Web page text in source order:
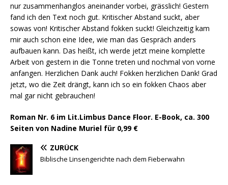
nur zusammenhanglos aneinander vorbei, grässlich! Gestern
fand ich den Text noch gut. Kritischer Abstand suckt, aber
sowas von! Kritischer Abstand fokken suckt! Gleichzeitig kam
mir auch schon eine Idee, wie man das Gespräch anders
aufbauen kann. Das heißt, ich werde jetzt meine komplette
Arbeit von gestern in die Tonne treten und nochmal von vorne
anfangen. Herzlichen Dank auch! Fokken herzlichen Dank! Grad
jetzt, wo die Zeit drängt, kann ich so ein fokken Chaos aber
mal gar nicht gebrauchen!
Roman Nr. 6 im Lit.Limbus Dance Floor. E-Book, ca. 300
Seiten von Nadine Muriel für 0,99 €
ZURÜCK
Biblische Linsengerichte nach dem Fieberwahn